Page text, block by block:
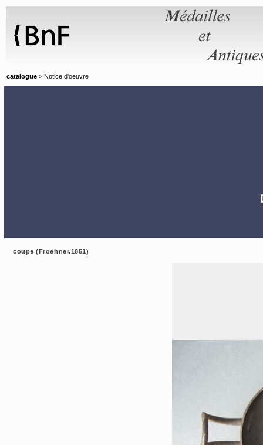
catalogue > Notice d'oeuvre
coupe (Froehner.1851)